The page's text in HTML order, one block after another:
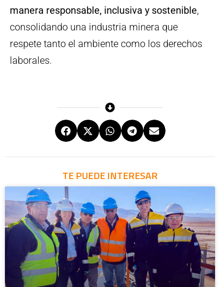
manera responsable, inclusiva y sostenible,
consolidando una industria minera que
respete tanto el ambiente como los derechos
laborales.
TE PUEDE INTERESAR